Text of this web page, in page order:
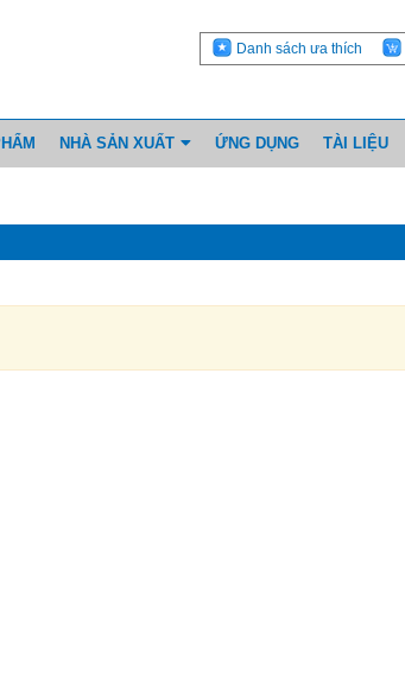
Danh sách ưa thích
NHÀ SẢN XUẤT ỨNG DỤNG TÀI LIỆU